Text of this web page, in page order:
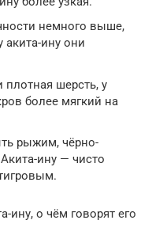
немного выше,
акита-ину они
плотная шерсть, у
более мягкий на
рыжим, чёрно-
ину — чисто
ину, о чём говорят его